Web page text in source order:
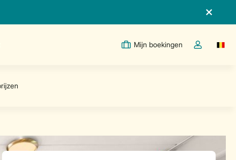
Mijn boekingen
Open de